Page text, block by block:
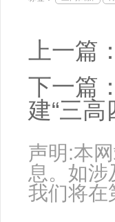
上一篇：
下一篇：
建“三
声明:本
息。如
我们将在